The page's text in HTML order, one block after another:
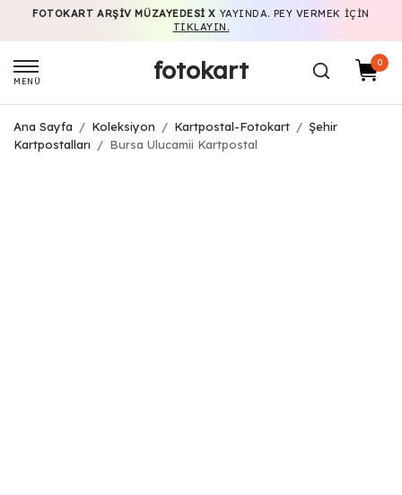
FOTOKART ARŞIV MÜZAYEDESI X YAYINDA. PEY VERMEK IÇIN
TIKLAYIN.
MENÜ fotokart 0
Ana Sayfa / Koleksiyon / Kartpostal-Fotokart / Şehir
Kartpostalları
/ Bursa Ulucamii Kartpostal